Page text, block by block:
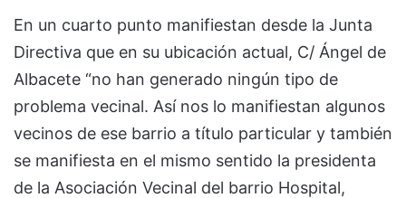
En un cuarto punto manifiestan desde la Junta
Directiva que en su ubicación actual, C/ Ángel de
Albacete “no han generado ningún tipo de
problema vecinal. Así nos lo manifiestan algunos
vecinos de ese barrio a título particular y también
se manifiesta en el mismo sentido la presidenta
de la Asociación Vecinal del barrio Hospital,